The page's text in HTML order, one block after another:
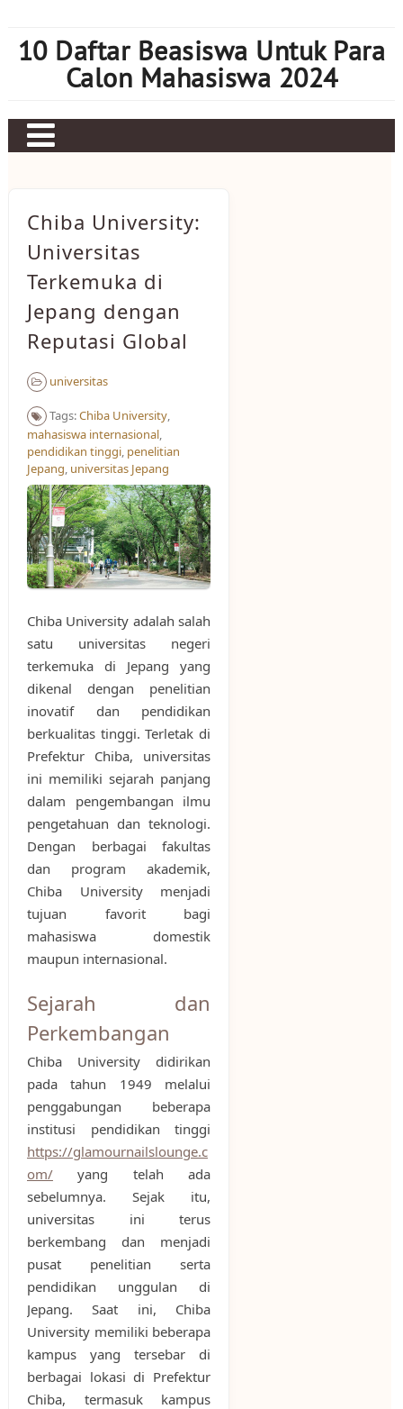
content
10 Daftar Beasiswa Untuk Para
Calon Mahasiswa 2024
Judi bola
Mahjong Ways 2
Slot Kamboja
Slot Thailand
Chiba University:
Universitas
Terkemuka di
Jepang dengan
Reputasi Global
universitas
Tags:Chiba University,
mahasiswa internasional,
pendidikan tinggi, penelitian
Jepang, universitas Jepang
Chiba University adalah salah
satu universitas negeri
terkemuka di Jepang yang
dikenal dengan penelitian
inovatif dan pendidikan
berkualitas tinggi. Terletak di
Prefektur Chiba, universitas
ini memiliki sejarah panjang
dalam pengembangan ilmu
pengetahuan dan teknologi.
Dengan berbagai fakultas
dan program akademik,
Chiba University menjadi
tujuan favorit bagi
mahasiswa domestik
maupun internasional.
Sejarah dan
Perkembangan
Chiba University didirikan
pada tahun 1949 melalui
penggabungan beberapa
institusi pendidikan tinggi
https://glamournailslounge.c
om/yang telah ada
sebelumnya. Sejak itu,
universitas ini terus
berkembang dan menjadi
pusat penelitian serta
pendidikan unggulan di
Jepang. Saat ini, Chiba
University memiliki beberapa
kampus yang tersebar di
berbagai lokasi di Prefektur
Chiba, termasuk kampus